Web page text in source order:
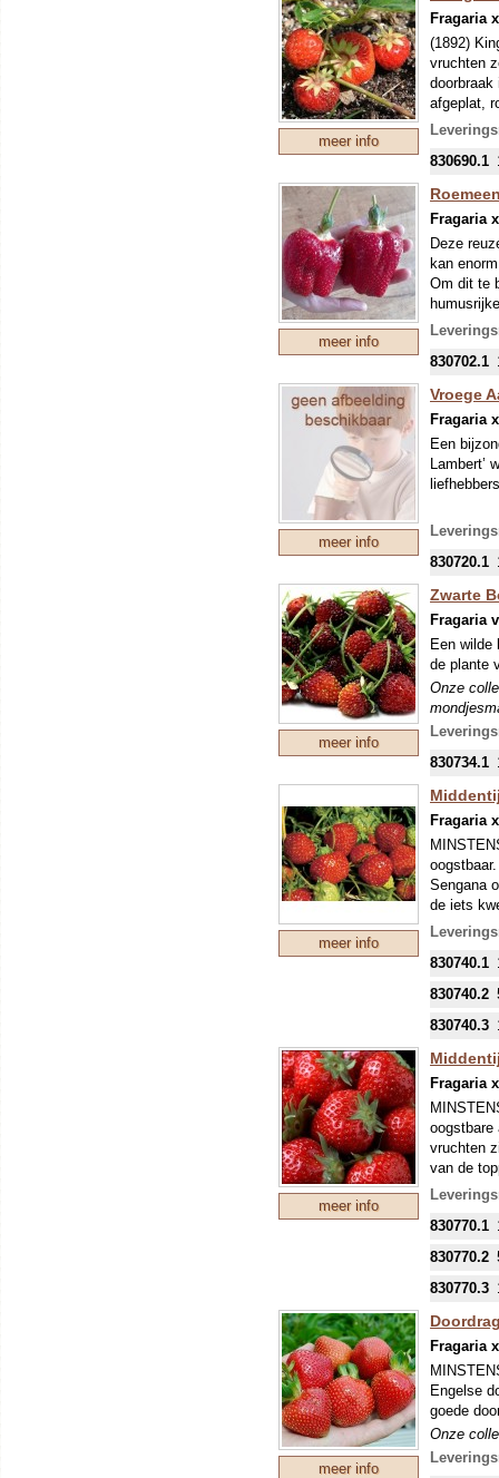
meer info
Fragaria
(1892)
vruchten
afgeplat,
nieuwe
mei
eventuele
830690.1
meer info
Fragaria
Deze
kan
Om dit te
nooit
deze
weg om
Onze
nieuwe
mei
eventuele
830702.1
meer info
Vroege
Fragaria
Een
Lambert’
De
zoete en
Onze
nieuwe
mei
eventuele
830720.1
meer info
Zwarte
Fragaria
Een wilde
de plante
Onze
nieuwe
eventuele
830734.1
meer info
Fragaria
Sengana
de iets
met veel
groot. De
Dat geeft
geplukt
geplukt,
Ook
plastic of
Onze
nieuwe
mei
830740.1
830740.2
830740.3
meer info
Fragaria
oogstbare
vruchten
van de
nieuwe
eventuele
830770.1
830770.2
830770.3
meer info
Fragaria
Engelse
goede
Onze